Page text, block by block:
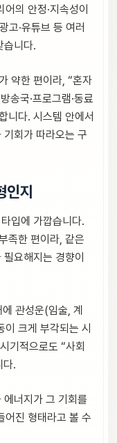
의 안정·지속성이
고·유튜브 등 여러
습니다.
약한 편이라, “혼자
송국·프로그램·동료
니다. 시스템 안에서
회가 따라오는 구
인지
입에 가깝습니다.
족한 편이라, 같은
요해지는 경향이
관성운(임술, 계
크게 부각되는 시
기적으로도 “사회
다.
에너지가 그 기회를
어진 형태라고 볼 수